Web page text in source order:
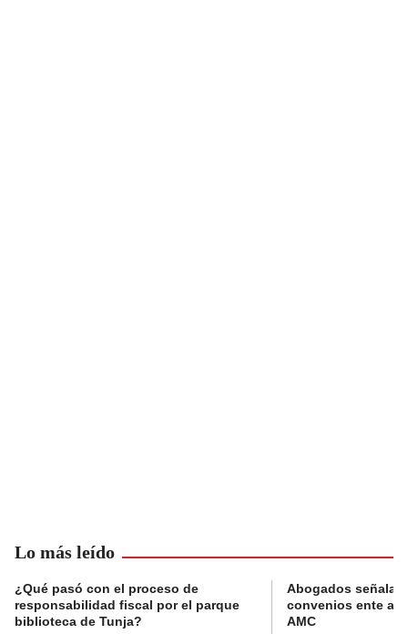
Lo más leído
¿Qué pasó con el proceso de
responsabilidad fiscal por el parque
biblioteca de Tunja?
Abogados
convenios ente
AMC